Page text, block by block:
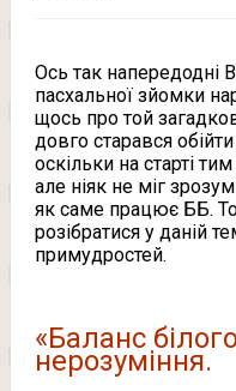
Ось так напередодні
пасхальної зйомки
щось про той
довго старався
оскільки на старті
але ніяк не міг
як саме працює ББ.
розібратися у даній
примудростей.
«Баланс
нерозуміння.